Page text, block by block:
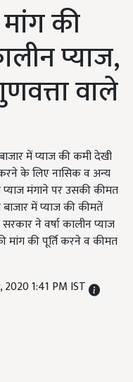
की
प्याज,
वाले
में प्याज की कमी देखी
के लिए नासिक व अन्य
प्याज मंगाने पर उसकी कीमत
में प्याज की कीमतें
ने वर्षा कालीन प्याज
मांग की पूर्ति करने व कीमत
1:41 PM IST